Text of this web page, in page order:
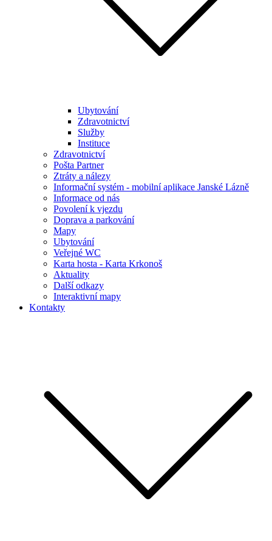
Ubytování
Zdravotnictví
Služby
Instituce
Zdravotnictví
Pošta Partner
Ztráty a nálezy
Informační systém - mobilní aplikace Janské Lázně
Informace od nás
Povolení k vjezdu
Doprava a parkování
Mapy
Ubytování
Veřejné WC
Karta hosta - Karta Krkonoš
Aktuality
Další odkazy
Interaktivní mapy
Kontakty